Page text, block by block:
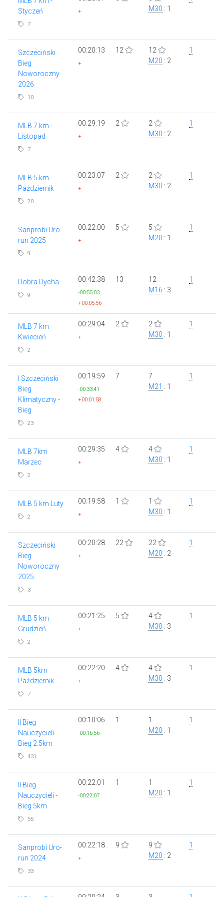
Styczeń
7
+
M30 : 1
Szczeciński
Bieg
Noworoczny
2026
10
00:20:13
+
12
12
M20 : 2
1
MLB 7 km -
Listopad
7
00:29:19
+
2
2
M30 : 2
1
MLB 5 km -
Październik
20
00:23:07
+
2
2
M30 : 2
1
Sanprobi Uro-
run 2025
9
00:22:00
+
5
5
M20 : 1
1
Dobra Dycha
9
00:42:38
-00:55:03
+00:05:56
13
12
M16 : 3
1
MLB 7 km
Kwiecień
2
00:29:04
+
2
2
M30 : 1
1
I Szczeciński
Bieg
Klimatyczny -
Bieg
23
00:19:59
-00:33:41
+00:01:58
7
7
M21 : 1
1
MLB 7km
Marzec
2
00:29:35
+
4
4
M30 : 1
1
MLB 5 km Luty
2
00:19:58
+
1
1
M30 : 1
1
Szczeciński
Bieg
Noworoczny
2025
3
00:20:28
+
22
22
M20 : 2
1
MLB 5 km
Grudzień
2
00:21:25
+
5
4
M30 : 3
1
MLB 5km
Październik
7
00:22:20
+
4
4
M30 : 3
1
II Bieg
Nauczycieli -
Bieg 2.5km
431
00:10:06
-00:16:56
1
1
M20 : 1
1
II Bieg
Nauczycieli -
Bieg 5km
55
00:22:01
-00:22:07
1
1
M20 : 1
1
Sanprobi Uro-
run 2024
33
00:22:18
+
9
9
M20 : 2
1